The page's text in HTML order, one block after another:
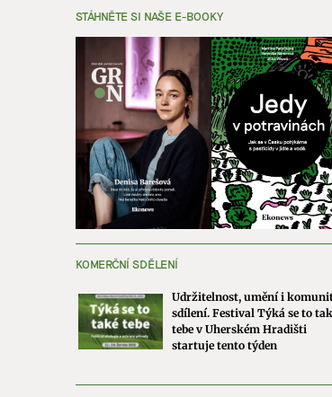
STÁHNĚTE SI NAŠE E-BOOKY
KOMERČNÍ SDĚLENÍ
Udržitelnost, umění i
sdílení. Festival Týká se to
tebe v Uherském Hradišti
startuje tento týden